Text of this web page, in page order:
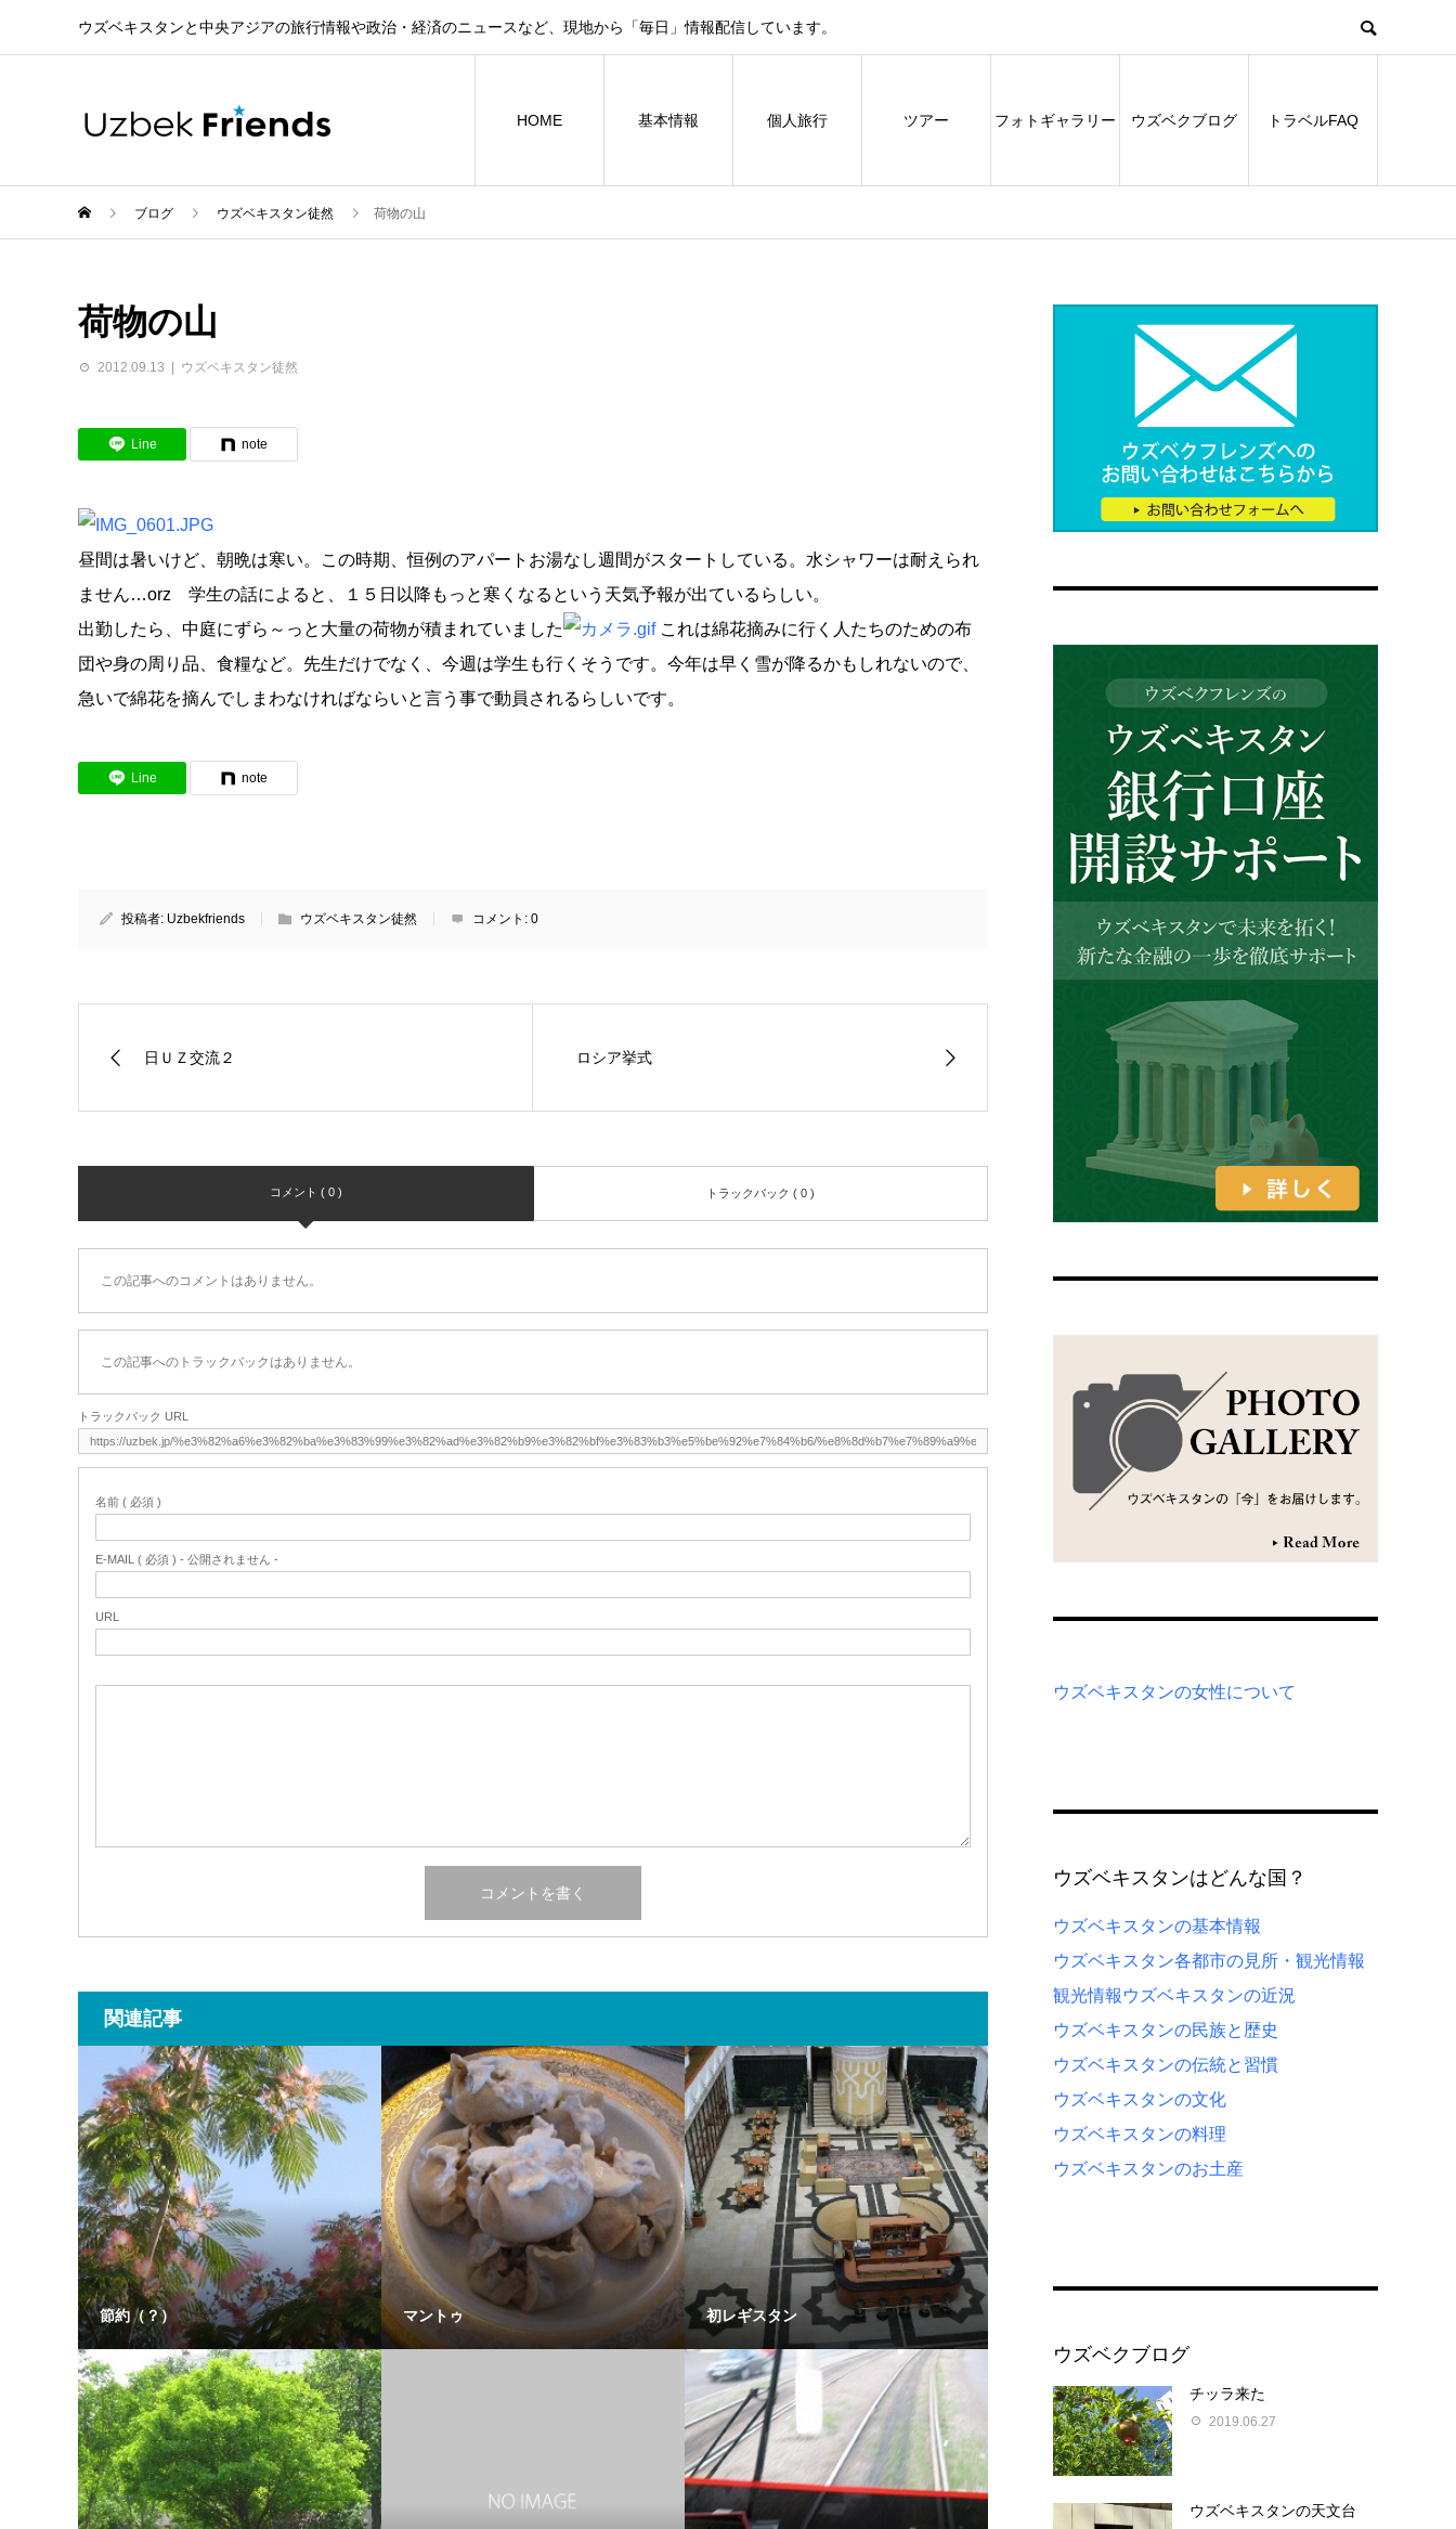
ウズベキスタンと中央アジアの旅行情報や政治・経済のニュースなど、現地から「毎日」情報配信しています。
HOME 基本情報 個人旅行 ツアー フォトギャラリー ウズベクブログ トラベルFAQ
ブログ ウズベキスタン徒然 荷物の山
荷物の山
2012.09.13 ウズベキスタン徒然
Line note
昼間は暑いけど、朝晩は寒い。この時期、恒例のアパートお湯なし週間がスタートしている。水シャワーは耐えられ
ません…orz 学生の話によると、１５日以降もっと寒くなるという天気予報が出ているらしい。
出勤したら、中庭にずら～っと大量の荷物が積まれていました
これは綿花摘みに行く人たちのための布
団や身の周り品、食糧など。先生だけでなく、今週は学生も行くそうです。今年は早く雪が降るかもしれないので、
急いで綿花を摘んでしまわなければならいと言う事で動員されるらしいです。
Line note
投稿者: Uzbekfriends ウズベキスタン徒然 コメント: 0
日ＵＺ交流２ ロシア挙式
コメント ( 0 ) トラックバック ( 0 )
この記事へのコメントはありません。
この記事へのトラックバックはありません。
トラックバック URL
名前 ( 必須 )
E-MAIL ( 必須 ) - 公開されません -
URL
関連記事
節約（？） マントゥ 初レギスタン
ウズベキスタンの女性について
ウズベキスタンはどんな国？
ウズベキスタンの基本情報
ウズベキスタン各都市の見所・観光情報
観光情報 ウズベキスタンの近況
ウズベキスタンの民族と歴史
ウズベキスタンの伝統と習慣
ウズベキスタンの文化
ウズベキスタンの料理
ウズベキスタンのお土産
ウズベクブログ
チッラ来た
2019.06.27
ウズベキスタンの天文台